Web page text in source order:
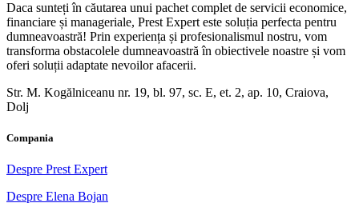
Daca sunteți în căutarea unui pachet complet de servicii economice,
financiare și manageriale, Prest Expert este soluția perfecta pentru
dumneavoastră! Prin experiența și profesionalismul nostru, vom
transforma obstacolele dumneavoastră în obiectivele noastre și vom
oferi soluții adaptate nevoilor afacerii.
Str. M. Kogălniceanu nr. 19, bl. 97, sc. E, et. 2, ap. 10, Craiova,
Dolj
Compania
Despre Prest Expert
Despre Elena Bojan